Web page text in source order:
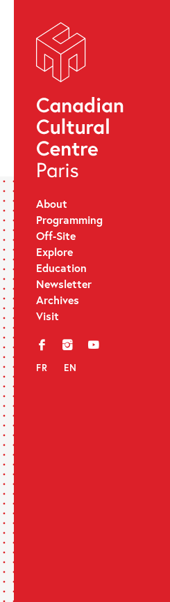
About
Programming
Off-Site
Explore
Education
Newsletter
Archives
Visit
f i y
FR EN